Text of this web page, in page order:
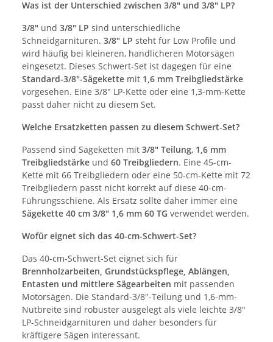
Was ist der Unterschied zwischen 3/8" und 3/8" LP?
3/8" und 3/8" LP sind unterschiedliche
Schneidgarnituren. 3/8" LP steht für Low Profile und
wird häufig bei kleineren, handlicheren Motorsägen
eingesetzt. Dieses Schwert-Set ist dagegen für eine
Standard-3/8"-Sägekette mit 1,6 mm Treibgliedstärke
vorgesehen. Eine 3/8" LP-Kette oder eine 1,3-mm-Kette
passt daher nicht zu diesem Set.
Welche Ersatzketten passen zu diesem Schwert-Set?
Passend sind Sägeketten mit 3/8" Teilung, 1,6 mm
Treibgliedstärke und 60 Treibgliedern. Eine 45-cm-
Kette mit 66 Treibgliedern oder eine 50-cm-Kette mit 72
Treibgliedern passt nicht korrekt auf diese 40-cm-
Führungsschiene. Als Ersatz sollte daher immer eine
Sägekette 40 cm 3/8" 1,6 mm 60 TG verwendet werden.
Wofür eignet sich das 40-cm-Schwert-Set?
Das 40-cm-Schwert-Set eignet sich für
Brennholzarbeiten, Grundstückspflege, Ablängen,
Entasten und mittlere Sägearbeiten mit passenden
Motorsägen. Die Standard-3/8"-Teilung und 1,6-mm-
Nutbreite sind robuster ausgelegt als viele leichte 3/8"
LP-Schneidgarnituren und daher besonders für
kräftigere Sägen interessant.